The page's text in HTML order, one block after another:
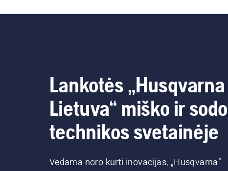
Lankotės „Husqvarna
Lietuva“ miško ir sodo
technikos svetainėje
Vedama noro kurti inovacijas, „Husqvarna“